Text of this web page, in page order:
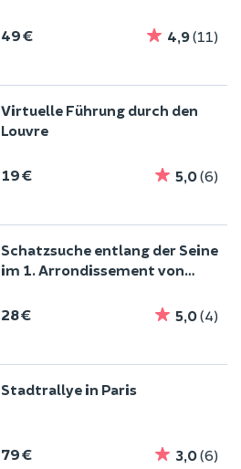
49 € 4,9(11)
Virtuelle Führung durch den
Louvre
19 € 5,0(6)
Schatzsuche entlang der Seine
im 1. Arrondissement von
28 € 5,0(4)
Stadtrallye in Paris
79 € 3,0(6)